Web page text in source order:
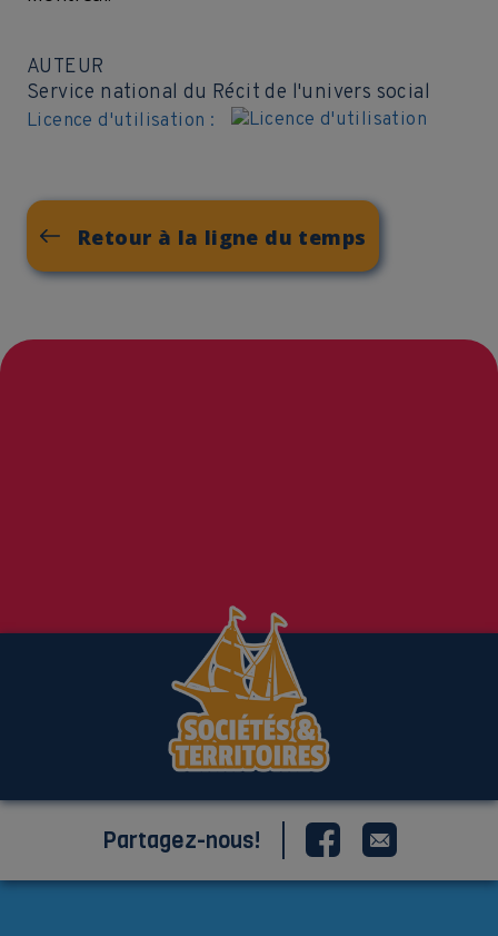
AUTEUR
Service national du Récit de l'univers social
Licence d'utilisation :
Retour à la ligne du temps
Partagez-nous!